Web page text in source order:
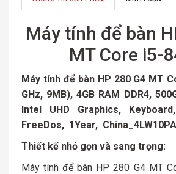
Máy tính để bàn
MT Core i5-
Máy tính để bàn HP 280 G4 MT
GHz, 9MB), 4GB RAM DDR4,
Intel UHD Graphics,
FreeDos, 1Year, China_4LW10PA
Thiết kế nhỏ gọn và sang trọng:
Máy tính để bàn HP 280 G4 MT